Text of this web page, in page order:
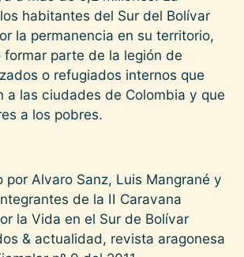
habitantes del Sur del Bolívar
la permanencia en su territorio,
parte de la legión de
o refugiados internos que
a las ciudades de Colombia y que
a los pobres.
Alvaro Sanz, Luis Mangrané y
de la II Caravana
la Vida en el Sur de Bolívar
& actualidad, revista aragonesa